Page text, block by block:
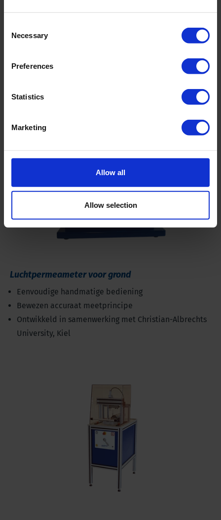
Selection
Necessary
Preferences
Statistics
Marketing
Allow all
Allow selection
Gerelateerde producten
Luchtpermeameter voor grond
Eenvoudige handmatige bediening
Bewezen accuraat meetprincipe
Ontwikkeld in samenwerking met Christian-Albrechts
University, Kiel